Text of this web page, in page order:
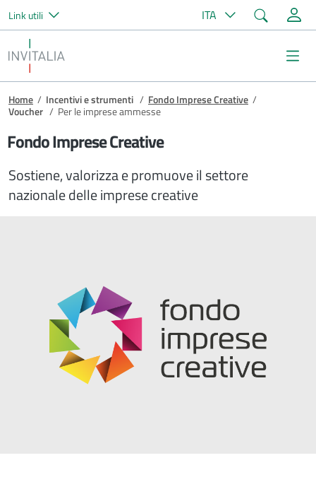
Salta al contenuto principale
Link utili ITA Cerca
Invitalia
Briciole di pane
Home / Incentivi e strumenti / Fondo Imprese Creative /
Voucher / Per le imprese ammesse
Fondo Imprese Creative
Sostiene, valorizza e promuove il settore
nazionale delle imprese creative